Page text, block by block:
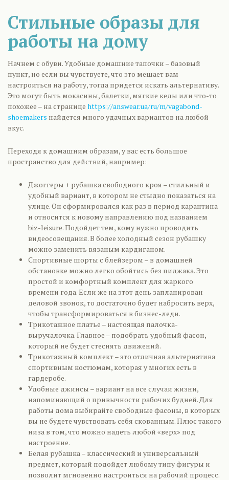
Стильные образы для
работы на дому
Начнем с обуви. Удобные домашние тапочки – базовый
пункт, но если вы чувствуете, что это мешает вам
настроиться на работу, тогда придется искать альтернативу.
Это могут быть мокасины, балетки, мягкие кеды или что-то
похожее – на странице https://answear.ua/ru/m/vagabond-
shoemakers найдется много удачных вариантов на любой
вкус.
Переходя к домашним образам, у вас есть большое
пространство для действий, например:
Джоггеры + рубашка свободного кроя – стильный и
удобный вариант, в котором не стыдно показаться на
улице. Он сформировался как раз в период карантина
и относится к новому направлению под названием
biz-leisure. Подойдет тем, кому нужно проводить
видеосовещания. В более холодный сезон рубашку
можно заменить вязаным кардиганом.
Спортивные шорты с блейзером – в домашней
обстановке можно легко обойтись без пиджака. Это
простой и комфортный комплект для жаркого
времени года. Если же на этот день запланирован
деловой звонок, то достаточно будет набросить верх,
чтобы трансформироваться в бизнес-леди.
Трикотажное платье – настоящая палочка-
выручалочка. Главное – подобрать удобный фасон,
который не будет стеснять движений.
Трикотажный комплект – это отличная альтернатива
спортивным костюмам, которая у многих есть в
гардеробе.
Удобные джинсы – вариант на все случаи жизни,
напоминающий о привычности рабочих будней. Для
работы дома выбирайте свободные фасоны, в которых
вы не будете чувствовать себя скованным. Плюс такого
низа в том, что можно надеть любой «верх» под
настроение.
Белая рубашка – классический и универсальный
предмет, который подойдет любому типу фигуры и
позволит мгновенно настроиться на рабочий процесс.